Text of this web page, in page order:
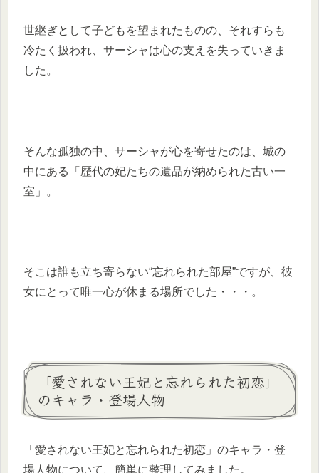
世継ぎとして子どもを望まれたものの、それすらも
冷たく扱われ、サーシャは心の支えを失っていきま
した。
そんな孤独の中、サーシャが心を寄せたのは、城の
中にある「歴代の妃たちの遺品が納められた古い一
室」。
そこは誰も立ち寄らない“忘れられた部屋”ですが、彼
女にとって唯一心が休まる場所でした・・・。
「愛されない王妃と忘れられた初恋」
のキャラ・登場人物
「愛されない王妃と忘れられた初恋」のキャラ・登
場人物について、簡単に整理してみました。